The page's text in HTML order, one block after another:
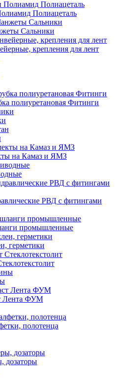
Полиацеталь
Сальники
крепления для лент
полиуретановая Фитинги
на Камаз и ЯМЗ
РВД с фитингами
промышленные
герметики
Лента ФУМ
полотенца
дозаторы